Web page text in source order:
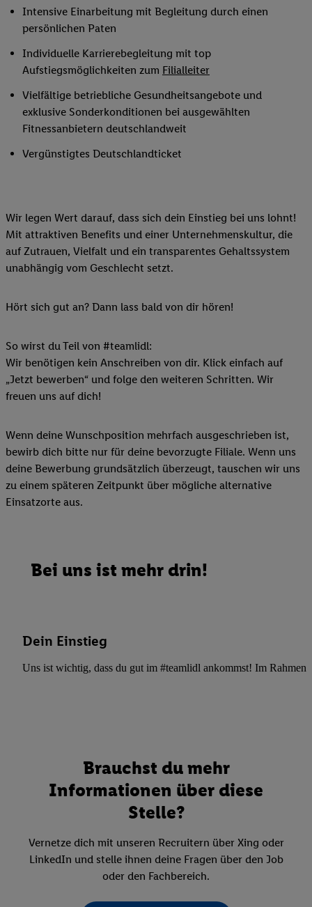
Intensive Einarbeitung mit Begleitung durch einen
persönlichen Paten
Individuelle Karrierebegleitung mit top
Aufstiegsmöglichkeiten zum Filialleiter
Vielfältige betriebliche Gesundheitsangebote und
exklusive Sonderkonditionen bei ausgewählten
Fitnessanbietern deutschlandweit
Vergünstigtes Deutschlandticket
Wir legen Wert darauf, dass sich dein Einstieg bei uns lohnt!
Mit attraktiven Benefits und einer Unternehmenskultur, die
auf Zutrauen, Vielfalt und ein transparentes Gehaltssystem
unabhängig vom Geschlecht setzt.
Hört sich gut an? Dann lass bald von dir hören!
So wirst du Teil von #teamlidl:
Wir benötigen kein Anschreiben von dir. Klick einfach auf
„Jetzt bewerben“ und folge den weiteren Schritten. Wir
freuen uns auf dich!
Wenn deine Wunschposition mehrfach ausgeschrieben ist,
bewirb dich bitte nur für deine bevorzugte Filiale. Wenn uns
deine Bewerbung grundsätzlich überzeugt, tauschen wir uns
zu einem späteren Zeitpunkt über mögliche alternative
Einsatzorte aus.
Bei uns ist mehr drin!
Dein Einstieg
Uns ist wichtig, dass du gut im #teamlidl ankommst! Im Rahmen
Brauchst du mehr
Informationen über diese
Stelle?
Vernetze dich mit unseren Recruitern über Xing oder
LinkedIn und stelle ihnen deine Fragen über den Job
oder den Fachbereich.